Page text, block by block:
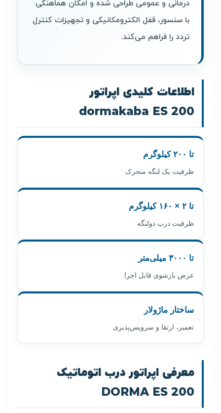
درمانی و عمومی طراحی شده و امکان هماهنگی
با سنسور، قفل الکترومکانیکی و تجهیزات کنترل
تردد را فراهم می‌کند.
اطلاعات کلیدی اپراتور
dormakaba ES 200
تا ۲۰۰ کیلوگرم
ظرفیت یک لنگه متحرک
تا ۲ × ۱۶۰ کیلوگرم
ظرفیت درب دولنگه
تا ۳۰۰۰ میلی‌متر
عرض بازشوی قابل اجرا
ساختار ماژولار
تعمیر، ارتقا و سرویس‌پذیری
معرفی اپراتور درب اتوماتیک
DORMA ES 200